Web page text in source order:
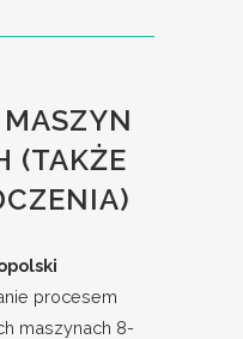
(TAKŻE
procesem
maszynach 8-